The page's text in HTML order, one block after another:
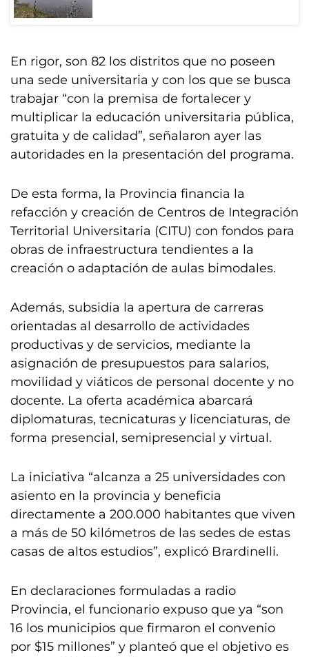
En rigor, son 82 los distritos que no poseen
una sede universitaria y con los que se busca
trabajar “con la premisa de fortalecer y
multiplicar la educación universitaria pública,
gratuita y de calidad”, señalaron ayer las
autoridades en la presentación del programa.
De esta forma, la Provincia financia la
refacción y creación de Centros de Integración
Territorial Universitaria (CITU) con fondos para
obras de infraestructura tendientes a la
creación o adaptación de aulas bimodales.
Además, subsidia la apertura de carreras
orientadas al desarrollo de actividades
productivas y de servicios, mediante la
asignación de presupuestos para salarios,
movilidad y viáticos de personal docente y no
docente. La oferta académica abarcará
diplomaturas, tecnicaturas y licenciaturas, de
forma presencial, semipresencial y virtual.
La iniciativa “alcanza a 25 universidades con
asiento en la provincia y beneficia
directamente a 200.000 habitantes que viven
a más de 50 kilómetros de las sedes de estas
casas de altos estudios”, explicó Brardinelli.
En declaraciones formuladas a radio
Provincia, el funcionario expuso que ya “son
16 los municipios que firmaron el convenio
por $15 millones” y planteó que el objetivo es